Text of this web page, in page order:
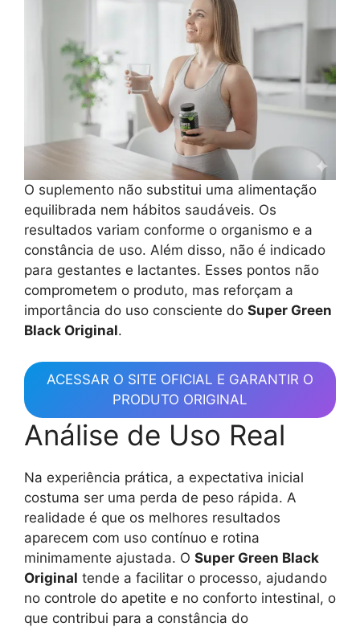
O suplemento não substitui uma alimentação
equilibrada nem hábitos saudáveis. Os
resultados variam conforme o organismo e a
constância de uso. Além disso, não é indicado
para gestantes e lactantes. Esses pontos não
comprometem o produto, mas reforçam a
importância do uso consciente do Super Green
Black Original.
ACESSAR O SITE OFICIAL E GARANTIR O
PRODUTO ORIGINAL
Análise de Uso Real
Na experiência prática, a expectativa inicial
costuma ser uma perda de peso rápida. A
realidade é que os melhores resultados
aparecem com uso contínuo e rotina
minimamente ajustada. O Super Green Black
Original tende a facilitar o processo, ajudando
no controle do apetite e no conforto intestinal, o
que contribui para a constância do